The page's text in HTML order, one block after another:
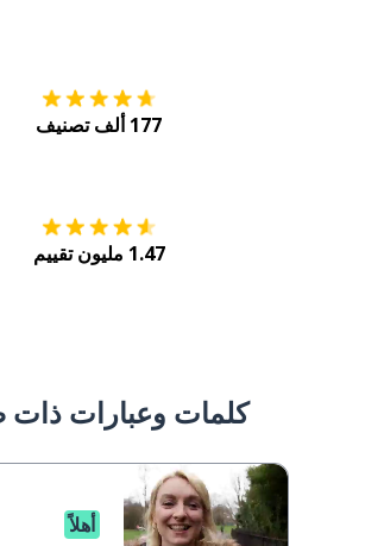
177 ألف تصنيف
1.47 مليون تقييم
كلمات وعبارات ذات
أهلاً